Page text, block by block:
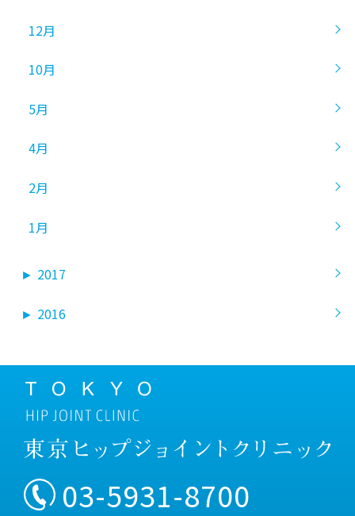
12月
10月
5月
4月
2月
1月
► 2017
► 2016
03-5931-8700